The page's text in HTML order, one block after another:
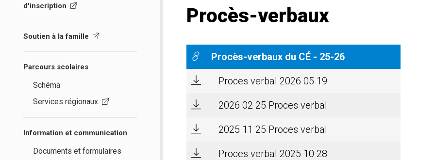
d'inscription
Soutien à la famille
Parcours scolaires
Schéma
Services régionaux
Information et communication
Documents et formulaires
Procès-verbaux
Procès-verbaux du CÉ - 25-26
Proces verbal 2026 05 19
2026 02 25 Proces verbal
2025 11 25 Proces verbal
Proces verbal 2025 10 28